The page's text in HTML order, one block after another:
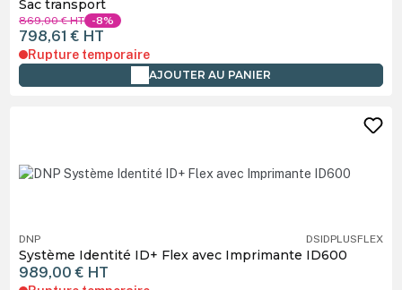
Sac transport
869,00 €HT -8%
798,61 € HT
Rupture temporaire
AJOUTER AU PANIER
DNP DSIDPLUSFLEX
Système Identité ID+ Flex avec Imprimante ID600
989,00 € HT